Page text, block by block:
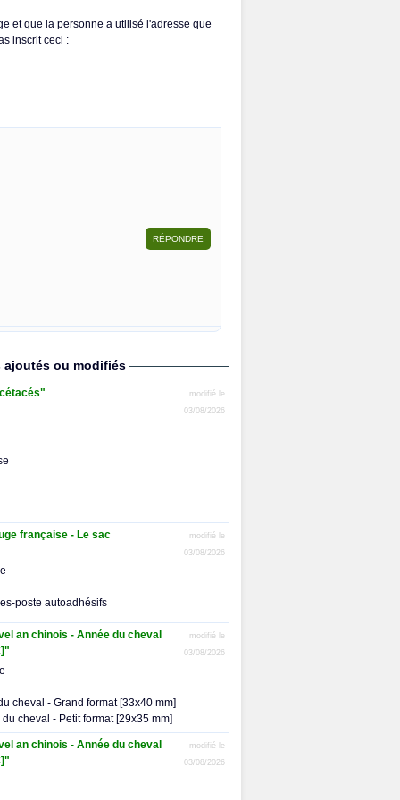
et que la personne a utilisé l'adresse que
inscrit ceci :
ajoutés ou modifiés
modifié le
03/08/2026
française - Le sac
modifié le
03/08/2026
poste autoadhésifs
an chinois - Année du cheval
modifié le
03/08/2026
cheval - Grand format [33x40 mm]
cheval - Petit format [29x35 mm]
an chinois - Année du cheval
modifié le
03/08/2026